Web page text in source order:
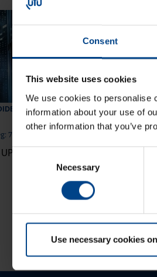
Consent
This website uses cookies
We use cookies to personalise
information about your use of
other information that you’ve
Consent
Necessary
Use necessary cookies
JA VÕRGU
7 min
seade?
KATKEMATU
KVALITEET
20.4.2026
valida Socomec